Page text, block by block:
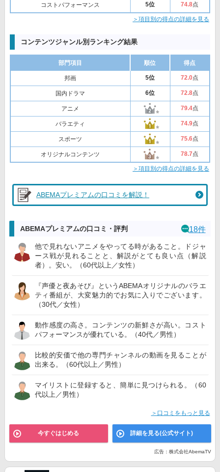
コストパフォーマンス 5位 74.8点
＞項目別の得点の詳細を見る
コンテンツジャンル別ランキング結果
部門項目 順位 得点
邦画 5位 72.0点
国内ドラマ 6位 72.8点
アニメ 79.4点
バラエティ 74.9点
スポーツ 75.6点
オリジナルコンテンツ 78.7点
＞項目別の得点の詳細を見る
ABEMAプレミアムの口コミを解説！
ABEMAプレミアムの口コミ・評判 18件
他で見れないアニメをやってる時があること。ドジャ
ース戦が見れることと、解説がとても良い点（解説
者）。安い。（60代以上／女性）
『声優と夜あそび』というABEMAオリジナルのバラエ
ティ番組が、大変魅力的でお気に入りでございます。
（30代／女性）
動作感度の高さ。コンテンツの新鮮さが高い。コスト
パフォーマンスが優れている。（40代／男性）
比較的安価で他の専門チャンネルの動画を見ることが
出来る。（60代以上／男性）
マイリストに登録すると、簡単に見つけられる。（60
代以上／男性）
＞口コミをもっと見る
今すぐはじめる 詳細を見る(公式サイト)
広告：株式会社AbemaTV